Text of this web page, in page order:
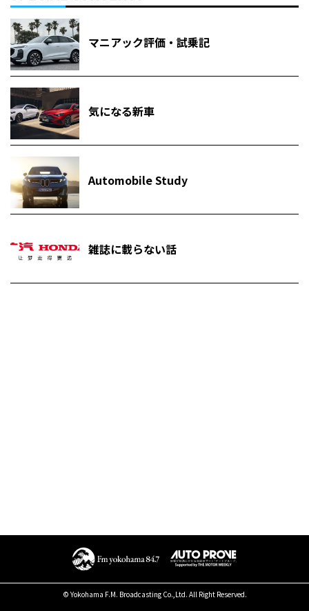
マニアック評価・試乗記
気になる新車
Automobile Study
雑誌に載らない話
© Yokohama F.M. Broadcasting Co.,Ltd. All Right Reserved.